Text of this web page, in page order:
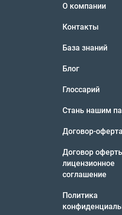
О компании
Контакты
База знаний
Блог
Глоссарий
Стань нашим
Договор-оферта
Договор
лицензионное
соглашение
Политика